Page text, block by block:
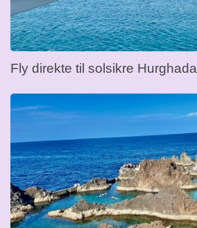
Fly direkte til solsikre Hurghada